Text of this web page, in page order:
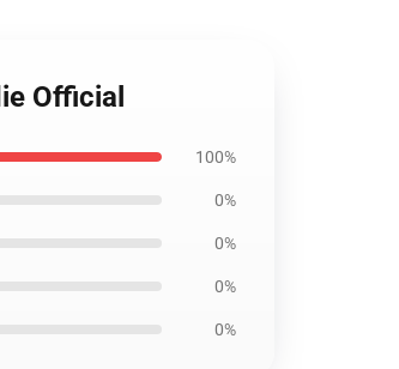
Official
100%
0%
0%
0%
0%